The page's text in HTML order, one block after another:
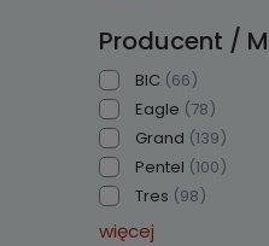
Producent /
BIC (66)
Eagle (78)
Grand (139)
Pentel (100)
Tres (98)
więcej